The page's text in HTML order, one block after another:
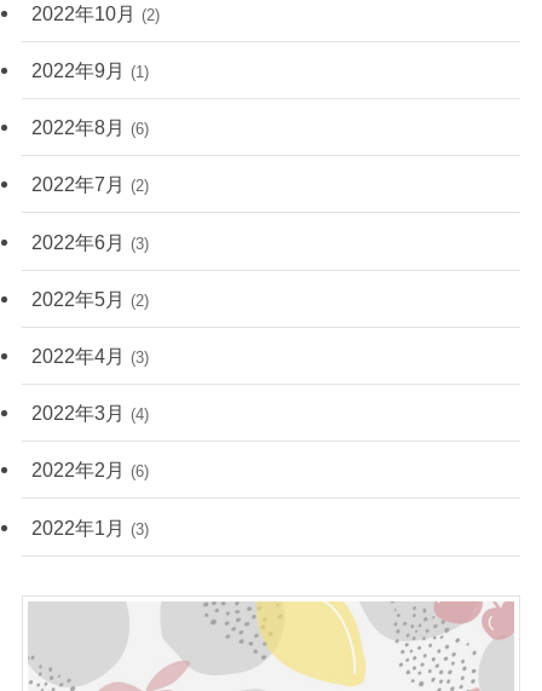
2022年10月 (2)
2022年9月 (1)
2022年8月 (6)
2022年7月 (2)
2022年6月 (3)
2022年5月 (2)
2022年4月 (3)
2022年3月 (4)
2022年2月 (6)
2022年1月 (3)